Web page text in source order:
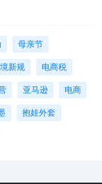
母亲节
新规 电商税
亚马逊 电商
抱娃外套